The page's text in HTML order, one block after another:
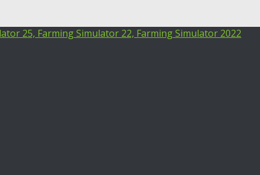
25, Farming Simulator 22, Farming Simulator 2022